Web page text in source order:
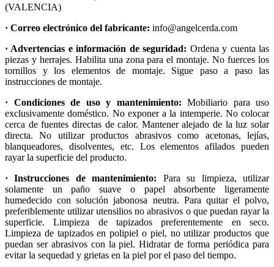
(VALENCIA)
· Correo electrónico del fabricante: info@angelcerda.com
· Advertencias e información de seguridad: Ordena y cuenta las
piezas y herrajes. Habilita una zona para el montaje. No fuerces los
tornillos y los elementos de montaje. Sigue paso a paso las
instrucciones de montaje.
· Condiciones de uso y mantenimiento: Mobiliario para uso
exclusivamente doméstico. No exponer a la intemperie. No colocar
cerca de fuentes directas de calor. Mantener alejado de la luz solar
directa. No utilizar productos abrasivos como acetonas, lejías,
blanqueadores, disolventes, etc. Los elementos afilados pueden
rayar la superficie del producto.
· Instrucciones de mantenimiento: Para su limpieza, utilizar
solamente un paño suave o papel absorbente ligeramente
humedecido con solución jabonosa neutra. Para quitar el polvo,
preferiblemente utilizar utensilios no abrasivos o que puedan rayar la
superficie. Limpieza de tapizados preferentemente en seco.
Limpieza de tapizados en polipiel o piel, no utilizar productos que
puedan ser abrasivos con la piel. Hidratar de forma periódica para
evitar la sequedad y grietas en la piel por el paso del tiempo.